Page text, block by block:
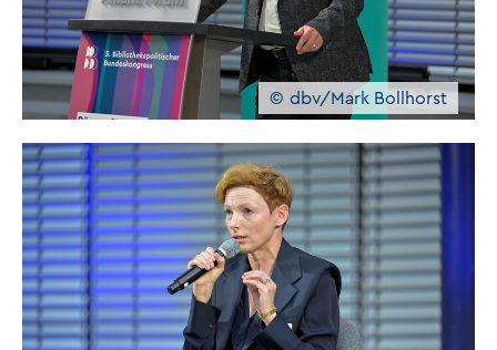
dbv/Mark Bollhorst